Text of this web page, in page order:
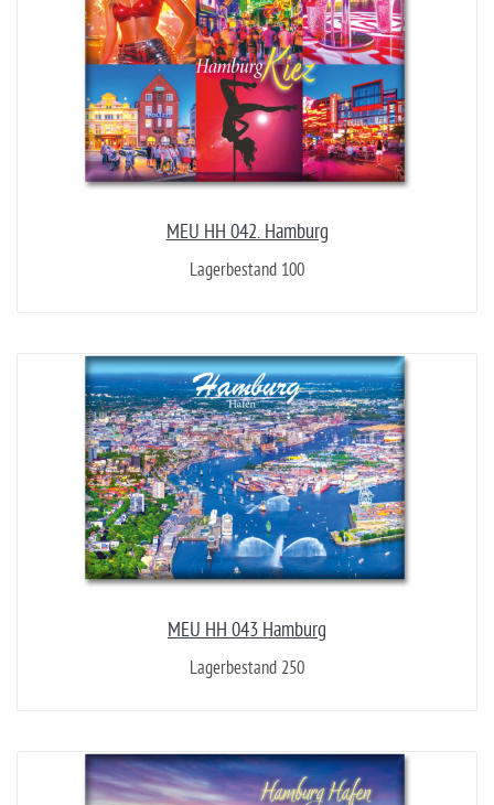
MEU HH 042. Hamburg
Lagerbestand 100
MEU HH 043 Hamburg
Lagerbestand 250